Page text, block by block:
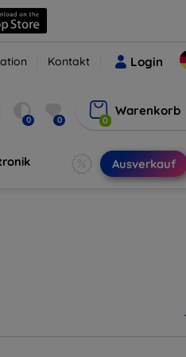
Kontakt Login
0 0 0
Warenkorb
Ausverkauf